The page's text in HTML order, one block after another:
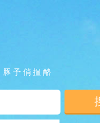
豚 予 俏 揾 酪